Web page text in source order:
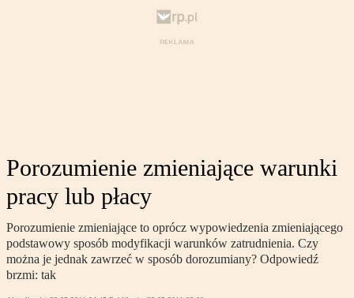
Porozumienie zmieniające warunki
pracy lub płacy
Porozumienie zmieniające to oprócz wypowiedzenia zmieniającego
podstawowy sposób modyfikacji warunków zatrudnienia. Czy
można je jednak zawrzeć w sposób dorozumiany? Odpowiedź
brzmi: tak